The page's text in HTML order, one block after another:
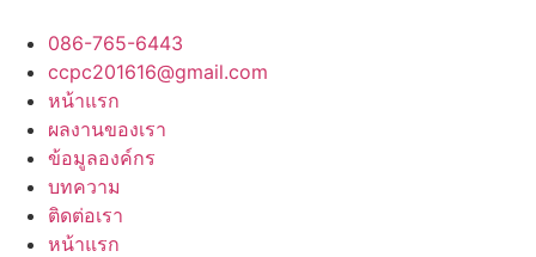
content
086-765-6443
ccpc201616@gmail.com
หน้าแรก
ผลงานของเรา
ข้อมูลองค์กร
บทความ
ติดต่อเรา
หน้าแรก